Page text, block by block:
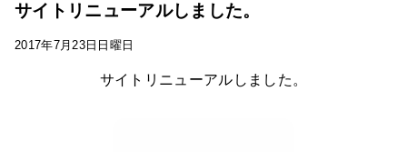
サイトリニューアルしました。
2017年7月23日日曜日
サイトリニューアルしました。